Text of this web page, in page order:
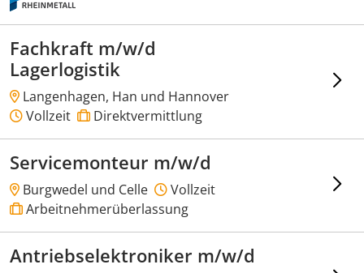
Fachkraft m/w/d
Lagerlogistik
Langenhagen, Han und Hannover
Vollzeit
Direktvermittlung
Servicemonteur m/w/d
Burgwedel und Celle
Vollzeit
Arbeitnehmerüberlassung
Antriebselektroniker m/w/d